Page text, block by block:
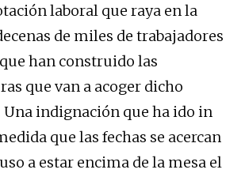
laboral que raya en la
de miles de trabajadores
han construido las
que van a acoger dicho
indignación que ha ido in
que las fechas se acercan
a estar encima de la mesa el